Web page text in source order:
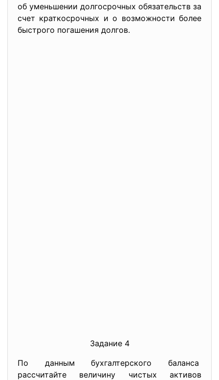
об уменьшении долгосрочных обязательств за
счет краткосрочных и о возможности более
быстрого погашения долгов.
Задание 4
По данным бухгалтерского баланса
рассчитайте величину чистых активов